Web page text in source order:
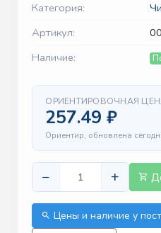
Категория:
Артикул:
Наличие:
ОРИЕНТИРОВОЧНАЯ
257.49 ₽
Ориентир, обновлена
− +
Цены и наличие у